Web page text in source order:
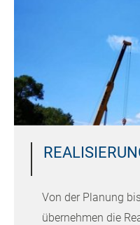
Von der Planung
übernehmen die